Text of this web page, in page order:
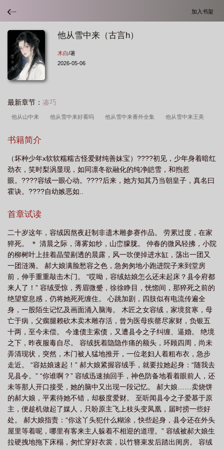
加入书架
他从雪中来（古言h）
木白/著
2026-05-06
最新章节： 凑巧
他从山中来 他从雪中来好看吗 他从雪中来番外全集 他从雪中来王美
么 她从风雪来此
央金) 他从雪中来是po吗 从雪中开始 他从风雪中走来 他从风雪来此全
文 他从雪中来晋江 她从血中来 他从风雪来此txt 他从风中走来全文免
费 他从风雪来免费阅读
读 他从雪中来txt
中来过期白开水番外 他从风雪中来
书籍简介
（坏种少年x软软糯糯古怪爱财纯善妹宝）????初见，少年身着暗红
劲衣，笑时梨涡显现，如同凛冬欲融化的纯净皑雪，和煦惹
眼。????容绒一眼心动。????后来，她方知其乃当朝皇子，真名曰
霍诀。????自幼嫉恶如..
首章试读
二十岁这年，容绒因熬夜赶制非遗木雕参赛作品。 劳累过度，在家
猝死。 ＊ 清晨之际，薄雾如纱，山峦朦胧。 仲春的微风轻拂，小院
的柳树叶上挂着晶莹剔透的晨露，风一吹便掉进水缸，荡出一团又
一团涟漪。 郝大娘满脸愁容之色，急匆匆地小跑进院子来到堂房
前，伸手重重敲击木门。 “哎呦，容绒姑娘怎么还未起床？县令府都
来人了！” 容绒受惊，秀眉微蹙，徐徐睁目，恍惚间，那猝死之前的
绝望窒息感，仍将她死死缠住。 心跳加剧，四肢似有电流传遍全
身，一股陌生记忆及画面涌入脑海。 木匠之女容绒，家境贫寒，母
亡于病，父瘸腿赖砍木卖木雕存活，曾为医母疾罄尽家财，负银五
十两，至今未偿。 今逢债主索债，又遭县令之子纠缠、逼婚。 绝境
之下，昨夜服毒自尽。 容绒抚着隐隐作痛的额头，环顾四周，尚未
弄清现状，突然，木门被人猛地推开，一位老妇人着粗布衣，急步
走近。 “容姑娘速起！” 郝大娘紧握容绒手，就要拉她起身：“随我去
见县令。” “你谁啊？” 容绒迅速抽回手，神色防备地看着眼前人，还
未等那人开口接受，她的脑中又出现一段记忆。 郝大娘……卖烧饼
的郝大娘，平素待她不错，却极度爱财。 至听闻县令之子爱慕于原
主，便趁机做起了媒人，只盼原主飞上枝头变凤凰，届时捞一些好
处。 郝大娘指责：“你这丫头犯什么糊涂，快些起身，县令还在外头
屋里等着呢，哪里有客来主人躲着不相迎的道理。” 容绒被郝大娘生
拉硬拽地拖下床榻，匆忙穿好衣裳，以竹簪束发后踏出闺房。 容绒